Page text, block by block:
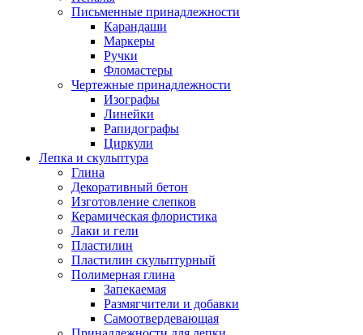
Письменные принадлежности
Карандаши
Маркеры
Ручки
Фломастеры
Чертежные принадлежности
Изографы
Линейки
Рапидографы
Циркули
Лепка и скульптура
Глина
Декоративный бетон
Изготовление слепков
Керамическая флористика
Лаки и гели
Пластилин
Пластилин скульптурный
Полимерная глина
Запекаемая
Размягчители и добавки
Самоотвердевающая